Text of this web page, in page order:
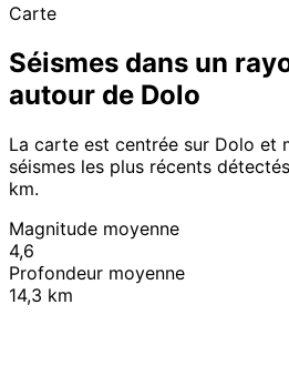
Carte
Séismes dans un
autour de Dolo
La carte est centrée sur Dolo et
séismes les plus récents
km.
Magnitude moyenne
4,6
Profondeur moyenne
14,3 km